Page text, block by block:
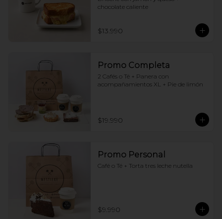
chocolate caliente
$13.990
Promo Completa
2 Cafés o Té + Panera con
acompañamientos XL + Pie de limón
$19.990
Promo Personal
Café o Té + Torta tres leche nutella
$9.990